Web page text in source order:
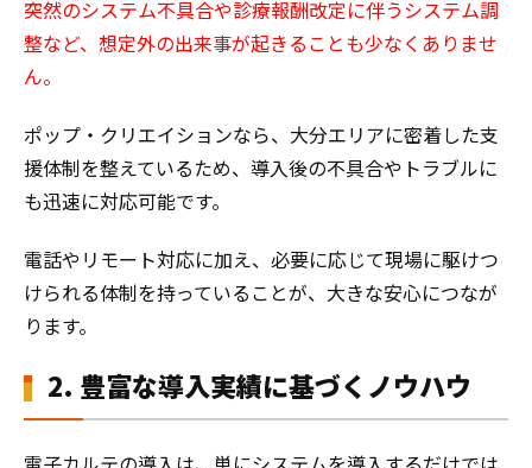
突然のシステム不具合や診療報酬改定に伴うシステム調
整など、想定外の出来事が起きることも少なくありませ
ん。
ポップ・クリエイションなら、大分エリアに密着した支
援体制を整えているため、導入後の不具合やトラブルに
も迅速に対応可能です。
電話やリモート対応に加え、必要に応じて現場に駆けつ
けられる体制を持っていることが、大きな安心につなが
ります。
2. 豊富な導入実績に基づくノウハウ